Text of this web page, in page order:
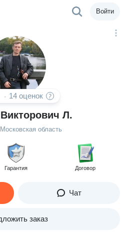
Войти
· 14 оценок
Л.
область
Гарантия Договор
Чат
заказ